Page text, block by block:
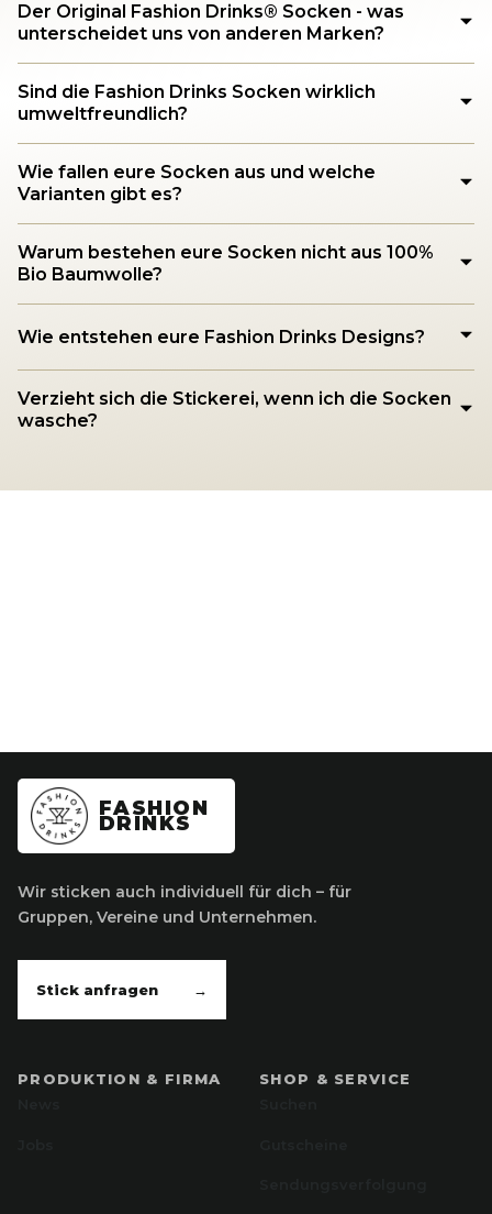
Der Original Fashion Drinks®️ Socken - was
unterscheidet uns von anderen Marken?
Sind die Fashion Drinks Socken wirklich
umweltfreundlich?
Wie fallen eure Socken aus und welche
Varianten gibt es?
Warum bestehen eure Socken nicht aus 100%
Bio Baumwolle?
Wie entstehen eure Fashion Drinks Designs?
Verzieht sich die Stickerei, wenn ich die Socken
wasche?
FASHION
DRINKS
Wir sticken auch individuell für dich – für
Gruppen, Vereine und Unternehmen.
Stick anfragen →
PRODUKTION & FIRMA
SHOP & SERVICE